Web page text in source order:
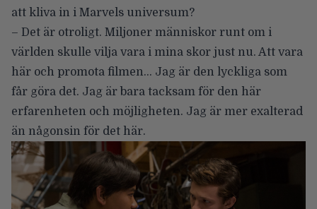
att kliva in i Marvels universum?
– Det är otroligt. Miljoner människor runt om i
världen skulle vilja vara i mina skor just nu. Att vara
här och promota filmen… Jag är den lyckliga som
får göra det. Jag är bara tacksam för den här
erfarenheten och möjligheten. Jag är mer exalterad
än någonsin för det här.